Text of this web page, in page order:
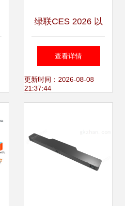
绿联CES 2026 以
数据处理为核心，
构筑无缝智能生活
查看详情
更新时间：2026-08-08
21:37:44